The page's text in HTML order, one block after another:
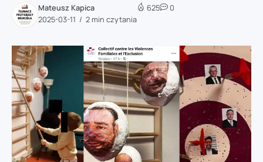
Mateusz Kapica
2025-03-11
2 min czytania
625 0